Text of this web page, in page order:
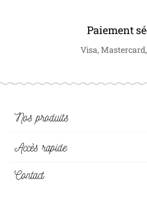
Paiement
Visa,
Nos produits
Accès rapide
Contact